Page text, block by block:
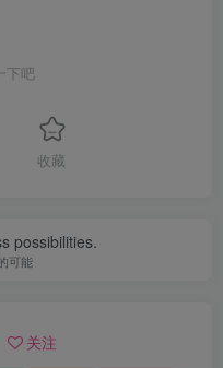
下吧
收藏
possibilities.
可能
关注